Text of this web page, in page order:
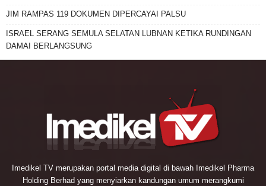
JIM RAMPAS 119 DOKUMEN DIPERCAYAI PALSU
ISRAEL SERANG SEMULA SELATAN LUBNAN KETIKA RUNDINGAN
DAMAI BERLANGSUNG
Imedikel TV merupakan portal media digital di bawah Imedikel Pharma
Holding Berhad yang menyiarkan kandungan umum merangkumi